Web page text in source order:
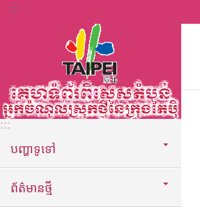
ទៅកាន់មាតិកាប្លុកមាតិកាសំខាន់
:::
:::
បញ្ហាទូទៅ
ព័ត៌មានថ្មី